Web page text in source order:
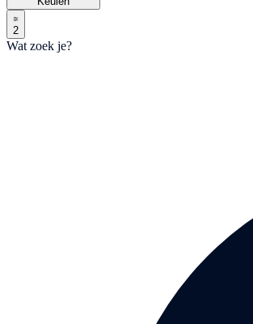
2
Wat zoek je?